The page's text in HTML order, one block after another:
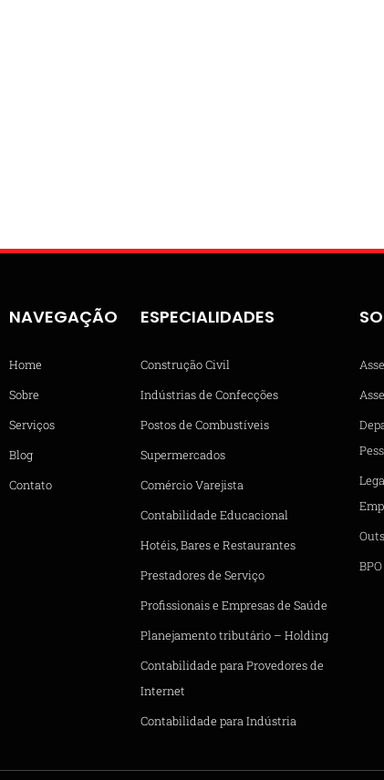
NAVEGAÇÃO
Home
Sobre
Serviços
Blog
Contato
ESPECIALIDADES
Construção Civil
Indústrias de Confecções
Postos de Combustíveis
Supermercados
Comércio Varejista
Contabilidade Educacional
Hotéis, Bares e Restaurantes
Prestadores de Serviço
Profissionais e Empresas de Saúde
Planejamento tributário – Holding
Contabilidade para Provedores de
Internet
Contabilidade para Indústria